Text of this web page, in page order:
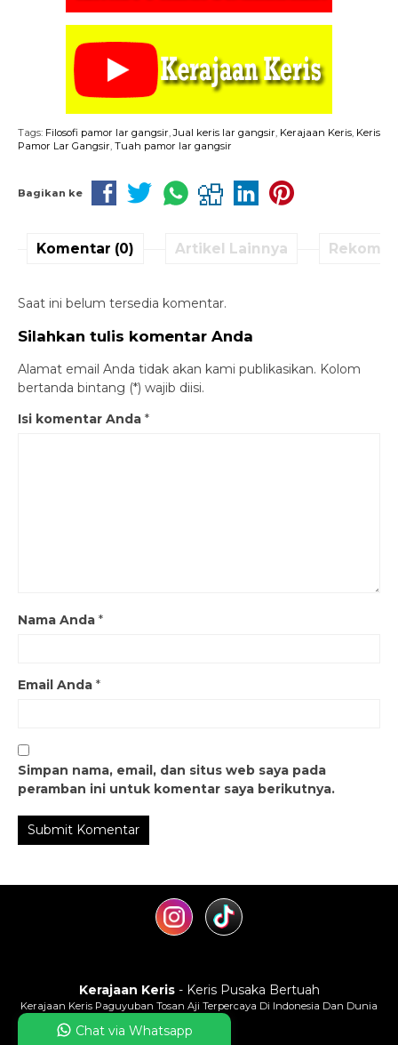
Tags: Filosofi pamor lar gangsir ,Jual keris lar gangsir Kerajaan Keris Keris
Pamor Lar Gangsir Tuah pamor lar gangsir
Bagikan ke
Komentar (0) Artikel Lainnya
Saat ini belum tersedia komentar.
Silahkan tulis komentar Anda
Alamat email Anda tidak akan kami publikasikan. Kolom
bertanda bintang (*) wajib diisi.
Isi komentar Anda *
Nama Anda *
Email Anda *
Simpan nama, email, dan situs web saya pada
peramban ini untuk komentar saya berikutnya.
Kerajaan Keris- Keris Pusaka Bertuah
Kerajaan Keris Paguyuban Tosan Aji Terpercaya Di Indonesia Dan Dunia
Chat via Whatsapp